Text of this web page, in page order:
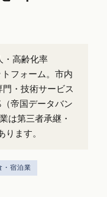
・高齢化率
フォーム。市内
・技術サービス
帝国データバン
は第三者承継・
ます。
・宿泊業